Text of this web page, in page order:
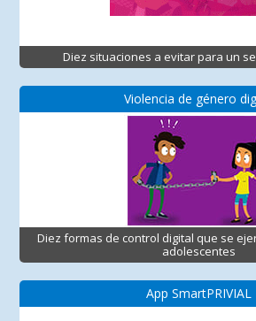
Diez situaciones a evitar para un
Violencia de género
Diez formas de control digital que se
adolescentes
App SmartPRIVIAL